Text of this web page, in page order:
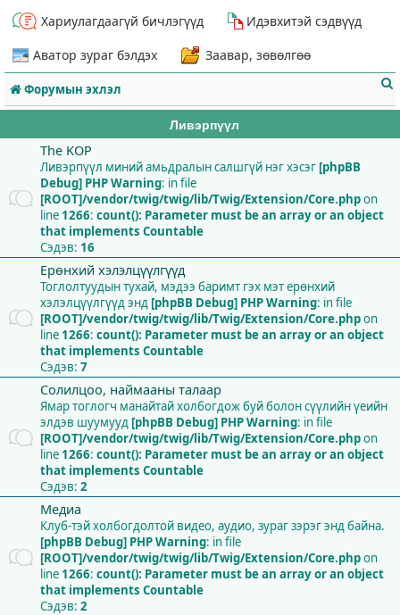
Хариулагдаагүй бичлэгүүд
Идэвхитэй сэдвүүд
Аватор зураг бэлдэх
Заавар, зөвөлгөө
Форумын эхлэл
а
Ливэрпүүл
The KOP
Ливэрпүүл миний амьдралын салшгүй нэг хэсэг [phpBB
Debug] PHP Warning: in file
[ROOT]/vendor/twig/twig/lib/Twig/Extension/Core.phpon
line 1266: count(): Parameter must be an array or an object
that implements Countable
Сэдэв: 16
Ерөнхий хэлэлцүүлгүүд
Тоглолтуудын тухай, мэдээ баримт гэх мэт ерөнхий
хэлэлцүүлгүүд энд [phpBB Debug] PHP Warning: in file
[ROOT]/vendor/twig/twig/lib/Twig/Extension/Core.phpon
line 1266: count(): Parameter must be an array or an object
that implements Countable
Сэдэв: 7
Солилцоо, наймааны талаар
Ямар тоглогч манайтай холбогдож буй болон сүүлийн үеийн
элдэв шуумууд [phpBB Debug] PHP Warning: in file
[ROOT]/vendor/twig/twig/lib/Twig/Extension/Core.phpon
line 1266: count(): Parameter must be an array or an object
that implements Countable
Сэдэв: 2
Медиа
Клуб-тэй холбогдолтой видео, аудио, зураг зэрэг энд байна.
[phpBB Debug] PHP Warning: in file
[ROOT]/vendor/twig/twig/lib/Twig/Extension/Core.phpon
line 1266: count(): Parameter must be an array or an object
that implements Countable
Сэдэв: 2